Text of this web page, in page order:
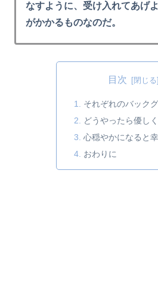
なすように、受け入れてあげ
がかかるものなのだ。
目次
それぞれのバック
どうやったら優し
心穏やかになると
おわりに